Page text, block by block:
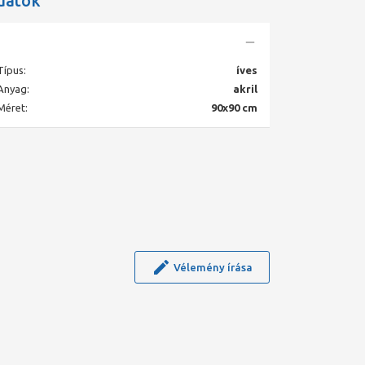
íves
akril
90x90 cm
Vélemény írása